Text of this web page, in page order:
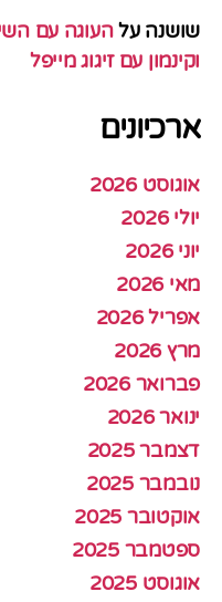
שושנה עלהעוגה עם
וקינמון עם זיגוג מייפל
ארכיונים
אוגוסט 2026
יולי 2026
יוני 2026
מאי 2026
אפריל 2026
מרץ 2026
פברואר 2026
ינואר 2026
דצמבר 2025
נובמבר 2025
אוקטובר 2025
ספטמבר 2025
אוגוסט 2025